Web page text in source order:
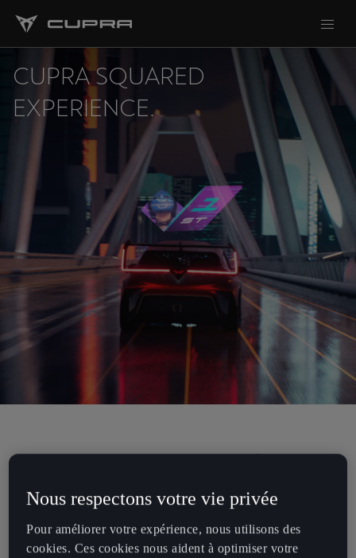
CUPRA SQUARED
EXPERIENCE.
Ce que vous voyez est virtuel, ce que
vous conduisez est bien réel.
Notre intention de constamment faire passer la marque CUPRA au
niveau supérieur nous amène à ne jamais manquer les nouvelles
Nous respectons votre vie privée
Pour améliorer votre expérience, nous utilisons des
cookies. Ces cookies nous aident à optimiser votre